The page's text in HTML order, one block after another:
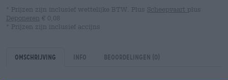
* Prijzen zijn inclusief wettelijke BTW. Plus Scheepvaart plus
Deponeren € 0,08
* Prijzen zijn inclusief accijns
Omschrijving Info Beoordelingen (0)